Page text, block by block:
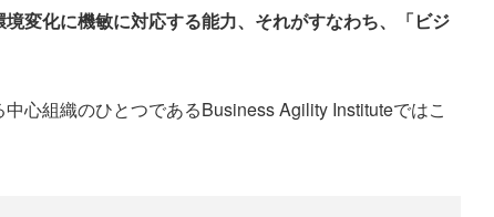
変化に機敏に対応する能力、それがすなわち、「ビジ
心組織のひとつであるBusiness Agility Instituteではこ